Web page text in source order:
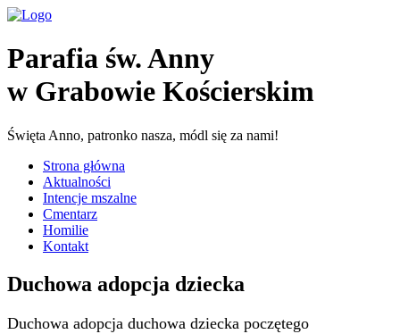
Parafia św. Anny
w Grabowie Kościerskim
Święta Anno, patronko nasza, módl się za nami!
Strona główna
Aktualności
Intencje mszalne
Cmentarz
Homilie
Kontakt
Duchowa adopcja dziecka
Duchowa adopcja duchowa dziecka poczętego